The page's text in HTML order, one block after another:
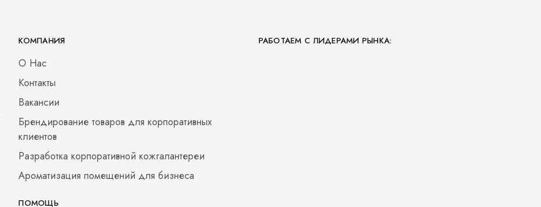
КОМПАНИЯ
О Нас
Контакты
Вакансии
Брендирование товаров для корпоративных
клиентов
Разработка корпоративной кожгалантереи
Ароматизация помещений для бизнеса
ПОМОЩЬ
РАБОТАЕМ С ЛИДЕРАМИ РЫНКА: